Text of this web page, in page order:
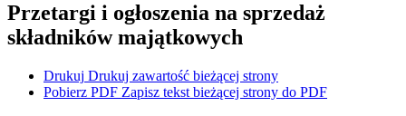
Przetargi i ogłoszenia na sprzedaż
składników majątkowych
Drukuj Drukuj zawartość bieżącej strony
Pobierz PDF Zapisz tekst bieżącej strony do PDF